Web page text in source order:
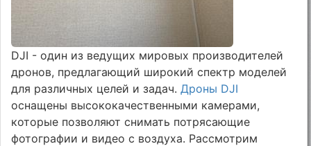
DJI - один из ведущих мировых производителей
дронов, предлагающий широкий спектр моделей
для различных целей и задач.Дроны DJI
оснащены высококачественными камерами,
которые позволяют снимать потрясающие
фотографии и видео с воздуха. Рассмотрим